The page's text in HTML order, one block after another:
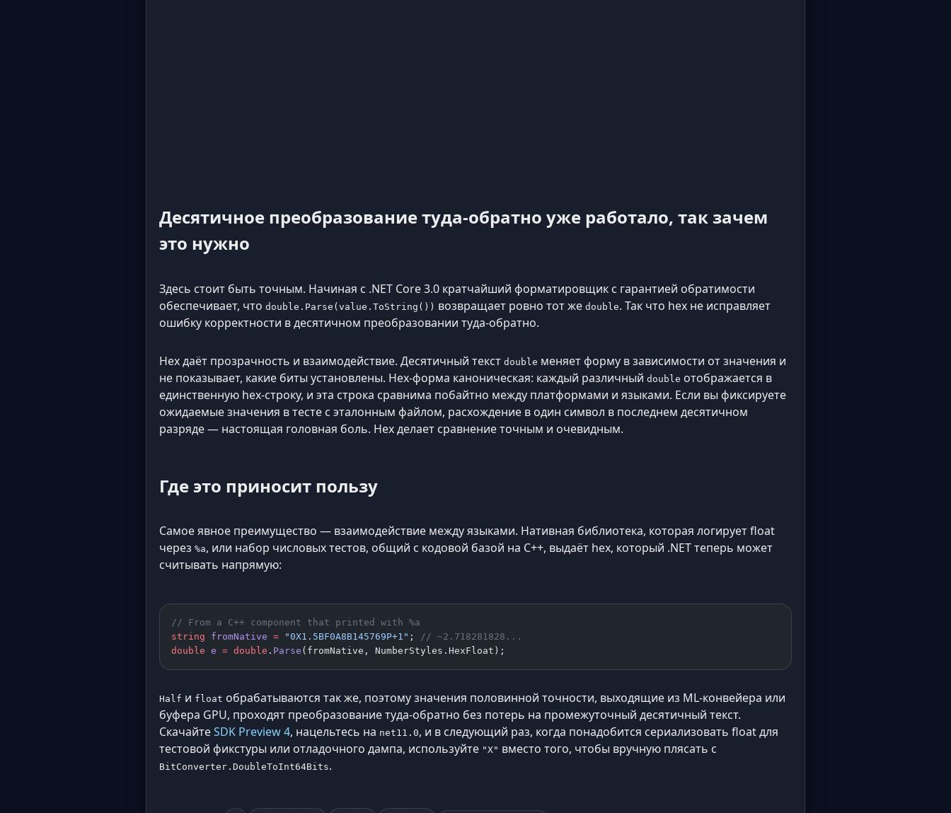
Десятичное преобразование туда-обратно уже работало, так зачем
это нужно
Здесь стоит быть точным. Начиная с .NET Core 3.0 кратчайший форматировщик с гарантией обратимости
обеспечивает, что double.Parse(value.ToString()) возвращает ровно тот же double. Так что hex не исправляет
ошибку корректности в десятичном преобразовании туда-обратно.
Hex даёт прозрачность и взаимодействие. Десятичный текст double меняет форму в зависимости от значения и
не показывает, какие биты установлены. Hex-форма каноническая: каждый различный double отображается в
единственную hex-строку, и эта строка сравнима побайтно между платформами и языками. Если вы фиксируете
ожидаемые значения в тесте с эталонным файлом, расхождение в один символ в последнем десятичном
разряде — настоящая головная боль. Hex делает сравнение точным и очевидным.
Где это приносит пользу
Самое явное преимущество — взаимодействие между языками. Нативная библиотека, которая логирует float
через %a, или набор числовых тестов, общий с кодовой базой на C++, выдаёт hex, который .NET теперь может
считывать напрямую:
// From a C++ component that printed with %a
string fromNative = "0X1.5BF0A8B145769P+1" ;
// ~2.718281828...
double e = double . Parse (fromNative, NumberStyles.HexFloat);
Half и float обрабатываются так же, поэтому значения половинной точности, выходящие из ML-конвейера или
буфера GPU, проходят преобразование туда-обратно без потерь на промежуточный десятичный текст.
СкачайтеSDK Preview 4, нацельтесь на net11.0, и в следующий раз, когда понадобится сериализовать float для
тестовой фикстуры или отладочного дампа, используйте "X" вместо того, чтобы вручную плясать с
BitConverter.DoubleToInt64Bits.